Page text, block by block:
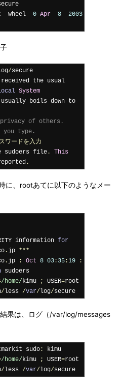
secure
wheel 0 Apr 8
2003
/
the usual
System
usually boils down to
of others.
you type.
ワードを入力
sudoers file.
This
.
に、rootあてに以下のようなメー
information for
. jp ***
. jp : Oct 8 03: 35:19
:
/home/kimu ; USER=
/ less /var/ log/secure
果は、ログ（/var/log/messages
sudo:
/home/kimu ; USER=
/ less /var/ log/secure